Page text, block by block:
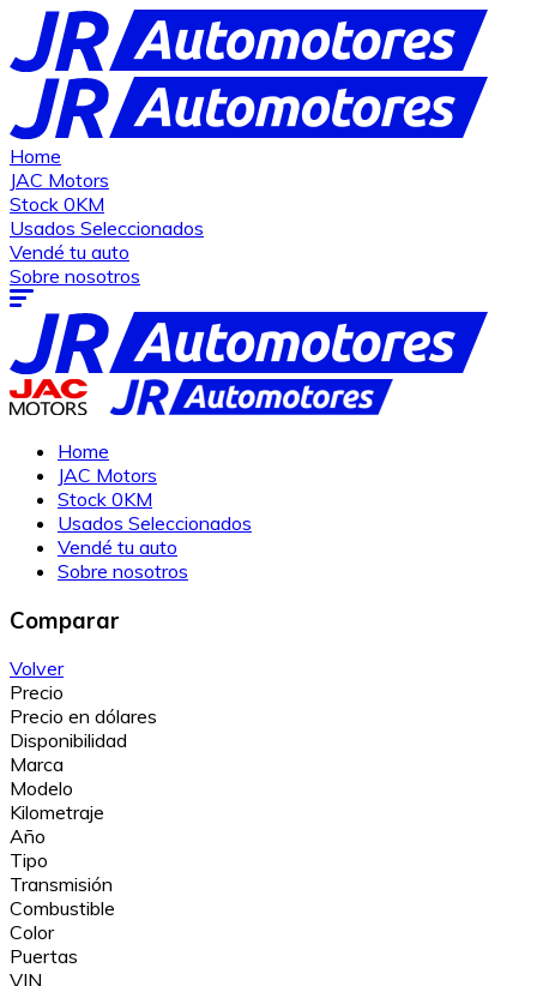
Home
JAC Motors
Stock 0KM
Usados Seleccionados
Vendé tu auto
Sobre nosotros
Home
JAC Motors
Stock 0KM
Usados Seleccionados
Vendé tu auto
Sobre nosotros
Comparar
Volver
Precio
Precio en dólares
Disponibilidad
Marca
Modelo
Kilometraje
Año
Tipo
Transmisión
Combustible
Color
Puertas
VIN